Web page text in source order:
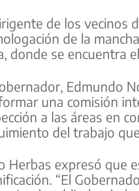
de los vecinos
de la
donde se encuentra
Edmundo
una comisión
a las áreas en
del trabajo
Herbas expresó que
“El